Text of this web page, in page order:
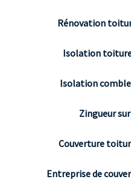
Rénovation
Isolation
Isolation
Zingueur
Couverture
Entreprise de